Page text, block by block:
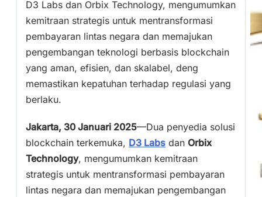
D3 Labs dan Orbix Technology, mengumumkan
kemitraan strategis untuk mentransformasi
pembayaran lintas negara dan memajukan
pengembangan teknologi berbasis blockchain
yang aman, efisien, dan skalabel, deng
memastikan kepatuhan terhadap regulasi yang
berlaku.
Jakarta, 30 Januari 2025—Dua penyedia solusi
blockchain terkemuka, D3 Labs dan Orbix
Technology, mengumumkan kemitraan
strategis untuk mentransformasi pembayaran
lintas negara dan memajukan pengembangan